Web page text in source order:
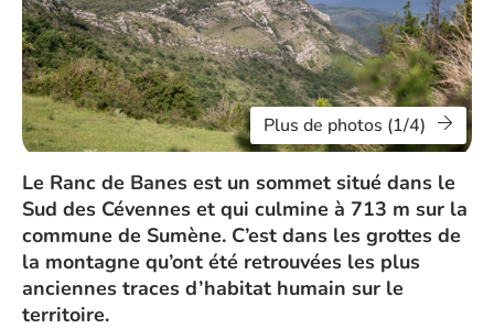
Plus de photos (1/4)
Le Ranc de Banes est un sommet situé dans le
Sud des Cévennes et qui culmine à 713 m sur la
commune de Sumène. C’est dans les grottes de
la montagne qu’ont été retrouvées les plus
anciennes traces d’habitat humain sur le
territoire.